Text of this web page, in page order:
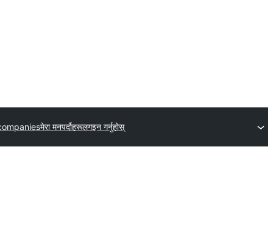
मेरा मनपर्दोहरूलगइन गर्नुहोस्